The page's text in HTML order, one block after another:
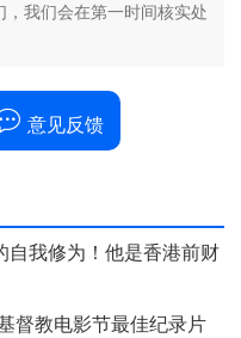
我们会在第一时间核实处
意见反馈
自我修为！他是香港前财
督教电影节最佳纪录片